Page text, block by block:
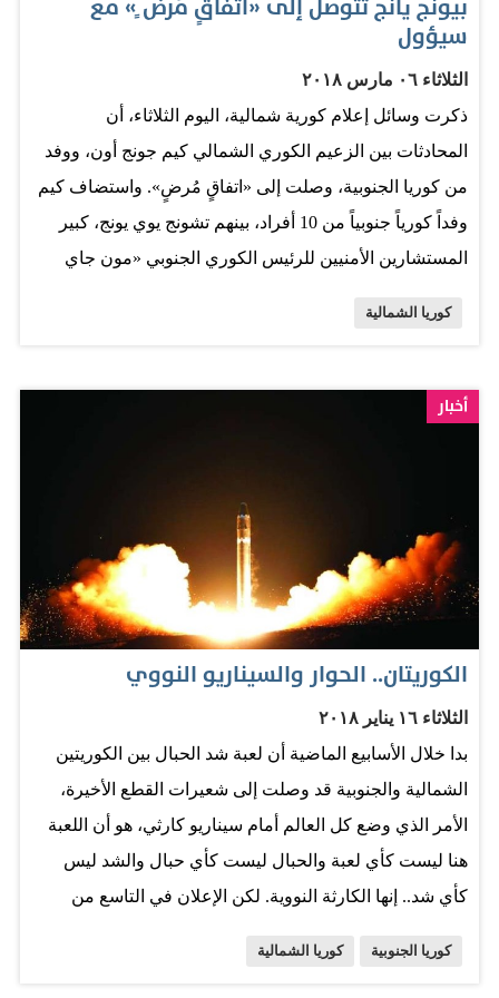
إمكانية عقد قمة، لكنه أضاف أنه لم يتم تحديد موقع من بين
قوائم الخيارات. وطلب المسؤولان عدم الكشف عن اسميهما.
وكشف الرئيس الأميركي، في وقت سابق يوم الثلاثاء، عن أن
الولايات المتحدة تجري محادثات مباشرة "على مستويات
رفيعة للغاية" مع كوريا الشمالية في محاولة لترتيب قمة بينه
وبين الزعيم الكوري الشمالي. وردا…
بيونج يانج تتوصل إلى «اتفاقٍ مُرض ٍ» مع
سيؤول
الثلاثاء ٠٦ مارس ٢٠١٨
ذكرت وسائل إعلام كورية شمالية، اليوم الثلاثاء، أن
المحادثات بين الزعيم الكوري الشمالي كيم جونج أون، ووفد
من كوريا الجنوبية، وصلت إلى «اتفاقٍ مُرضٍ». واستضاف كيم
وفداً كورياً جنوبياً من 10 أفراد، بينهم تشونج يوي يونج، كبير
المستشارين الأمنيين للرئيس الكوري الجنوبي «مون جاي
«تخفيف التوترات العسكرية الحادة في شبه الجزيرة الكورية»
فيها كيم مع مسؤولين كبار من كوريا الجنوبية منذ توليه مهام
منصبه في عام 2011، ويأتي بعد زيارة كيم يو جونج، شقيقة
الزعيم الكوري الشمالي لكوريا الجنوبية في فبراير الماضي،
خلال دورة الألعاب الأولمبية الشتوية. ويرى مراقبون أن
الاجتماع ربما يمهد الطريق لإجراء محادثات بين بيونج يانج
والولايات المتحدة. وذكرت وكالة أنباء يونهاب الكورية الجنوبية
أن زوجة كيم، ري سول جو، التي نادراً ما تظهر علناً، شاركت
في مأدبة العشاء. ولم تتوفر على الفور أية تفاصيل عن
«الاتفاق» الذي تم التوصل إليه. وذكرت يونهاب أن وفد كوريا
الجنوبية سيعود إلى بلاده الثلاثاء، بعد اجتماعات اخرى مع
المسؤولين الكوريين الشماليين في بيونج يانج. المصدر:…
كوريا الشمالية
أخبار
الكوريتان.. الحوار والسيناريو النووي
الثلاثاء ١٦ يناير ٢٠١٨
بدا خلال الأسابيع الماضية أن لعبة شد الحبال بين الكوريتين
الشمالية والجنوبية قد وصلت إلى شعيرات القطع الأخيرة،
الأمر الذي وضع كل العالم أمام سيناريو كارثي، هو أن اللعبة
هنا ليست كأي لعبة والحبال ليست كأي حبال والشد ليس
كأي شد.. إنها الكارثة النووية. لكن الإعلان في التاسع من
كوريا الجنوبية كوريا الشمالية